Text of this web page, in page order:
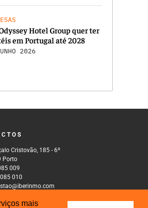
mais
Hotel Group quer ter
em Portugal até 2028
2026
Cristovão, 185 - 6º
Porto
009
010